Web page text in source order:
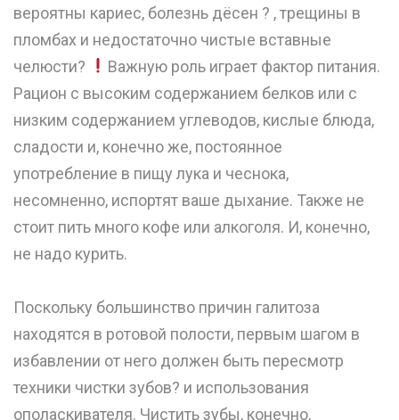
вероятны кариес, болезнь дёсен ? , трещины в
пломбах и недостаточно чистые вставные
челюсти?
Важную роль играет фактор питания.
Рацион с высоким содержанием белков или с
низким содержанием углеводов, кислые блюда,
сладости и, конечно же, постоянное
употребление в пищу лука и чеснока,
несомненно, испортят ваше дыхание. Также не
стоит пить много кофе или алкоголя. И, конечно,
не надо курить.
Поскольку большинство причин галитоза
находятся в ротовой полости, первым шагом в
избавлении от него должен быть пересмотр
техники чистки зубов? и использования
ополаскивателя. Чистить зубы, конечно,